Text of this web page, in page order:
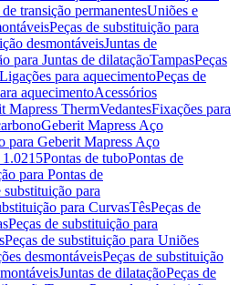
transição permanentesUniões e
Peças de substituição para
desmontáveisJuntas de
para Juntas de dilataçãoTampasPeças
Ligações para aquecimentoPeças de
aquecimentoAcessórios
Mapress ThermVedantesFixações para
Geberit Mapress Aço
para Geberit Mapress Aço
1.0215Pontas de tuboPontas de
para Pontas de
substituição para
para CurvasTêsPeças de
Peças de substituição para
Peças de substituição para Uniões
desmontáveisPeças de substituição
Juntas de dilataçãoPeças de